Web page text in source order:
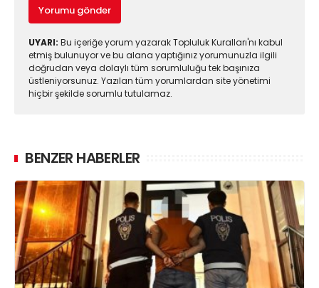
Yorumu gönder
UYARI: Bu içeriğe yorum yazarak Topluluk Kuralları'nı kabul
etmiş bulunuyor ve bu alana yaptığınız yorumunuzla ilgili
doğrudan veya dolaylı tüm sorumluluğu tek başınıza
üstleniyorsunuz. Yazılan tüm yorumlardan site yönetimi
hiçbir şekilde sorumlu tutulamaz.
BENZER HABERLER